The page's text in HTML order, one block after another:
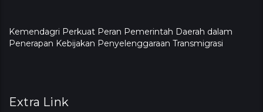
Kemendagri Perkuat Peran Pemerintah Daerah dalam
Penerapan Kebijakan Penyelenggaraan Transmigrasi
Extra Link